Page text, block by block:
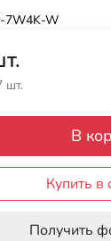
7W4K-W
шт.
В
Купить в
Получить